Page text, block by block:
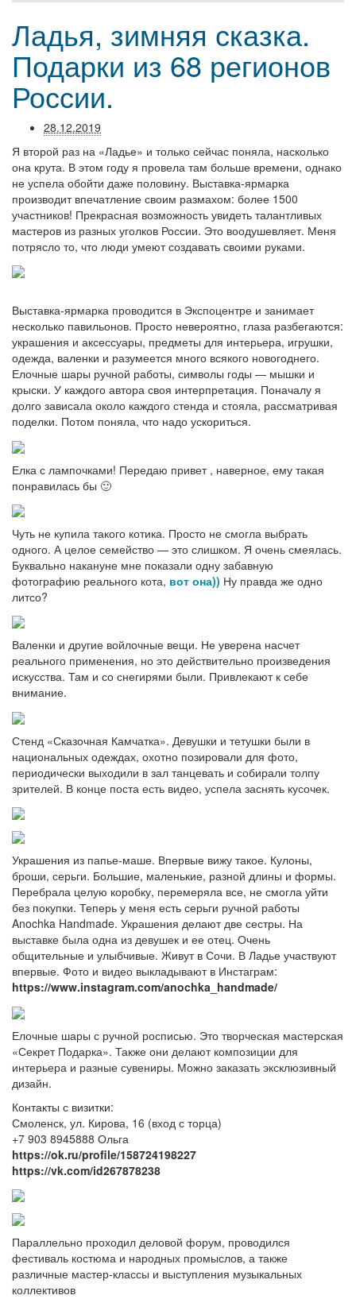
Ладья, зимняя сказка.
Подарки из 68 регионов
России.
28.12.2019
Я второй раз на «Ладье» и только сейчас поняла, насколько
она крута. В этом году я провела там больше времени, однако
не успела обойти даже половину. Выставка-ярмарка
производит впечатление своим размахом: более 1500
участников! Прекрасная возможность увидеть талантливых
мастеров из разных уголков России. Это воодушевляет. Меня
потрясло то, что люди умеют создавать своими руками.
Выставка-ярмарка проводится в Экспоцентре и занимает
несколько павильонов. Просто невероятно, глаза разбегаются:
украшения и аксессуары, предметы для интерьера, игрушки,
одежда, валенки и разумеется много всякого новогоднего.
Елочные шары ручной работы, символы годы — мышки и
крыски. У каждого автора своя интерпретация. Поначалу я
долго зависала около каждого стенда и стояла, рассматривая
поделки. Потом поняла, что надо ускориться.
Елка с лампочками! Передаю привет , наверное, ему такая
понравилась бы 🙂
Чуть не купила такого котика. Просто не смогла выбрать
одного. А целое семейство — это слишком. Я очень смеялась.
Буквально накануне мне показали одну забавную
фотографию реального кота, вот она)) Ну правда же одно
литсо?
Валенки и другие войлочные вещи. Не уверена насчет
реального применения, но это действительно произведения
искусства. Там и со снегирями были. Привлекают к себе
внимание.
Стенд «Сказочная Камчатка». Девушки и тетушки были в
национальных одеждах, охотно позировали для фото,
периодически выходили в зал танцевать и собирали толпу
зрителей. В конце поста есть видео, успела заснять кусочек.
Украшения из папье-маше. Впервые вижу такое. Кулоны,
броши, серьги. Большие, маленькие, разной длины и формы.
Перебрала целую коробку, перемеряла все, не смогла уйти
без покупки. Теперь у меня есть серьги ручной работы
Anochka Handmade. Украшения делают две сестры. На
выставке была одна из девушек и ее отец. Очень
общительные и улыбчивые. Живут в Сочи. В Ладье участвуют
впервые. Фото и видео выкладывают в Инстаграм:
https://www.instagram.com/anochka_handmade/
Елочные шары с ручной росписью. Это творческая мастерская
«Секрет Подарка». Также они делают композиции для
интерьера и разные сувениры. Можно заказать эксклюзивный
дизайн.
Контакты с визитки:
Смоленск, ул. Кирова, 16 (вход с торца)
+7 903 8945888 Ольга
https://ok.ru/profile/158724198227
https://vk.com/id267878238
Параллельно проходил деловой форум, проводился
фестиваль костюма и народных промыслов, а также
различные мастер-классы и выступления музыкальных
коллективов